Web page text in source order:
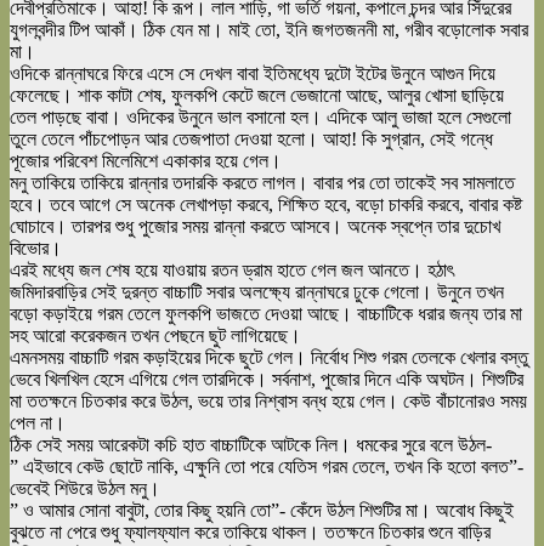
দেবীপ্রতিমাকে। আহা! কি রূপ। লাল শাড়ি, গা ভর্তি গয়না, কপালে চন্দর আর সিঁদুরের
যুগলবন্দীর টিপ আকাঁ। ঠিক যেন মা। মাই তো, ইনি জগতজননী মা, গরীব বড়োলোক সবার
মা।
ওদিকে রান্নাঘরে ফিরে এসে সে দেখল বাবা ইতিমধ্যে দুটো ইটের উনুনে আগুন দিয়ে
ফেলেছে। শাক কাটা শেষ, ফুলকপি কেটে জলে ভেজানো আছে, আলুর খোসা ছাড়িয়ে
তেল পাড়ছে বাবা। ওদিকের উনুনে ভাল বসানো হল। এদিকে আলু ভাজা হলে সেগুলো
তুলে তেলে পাঁচপোড়ন আর তেজপাতা দেওয়া হলো। আহা! কি সুগ্রান, সেই গন্ধে
পূজোর পরিবেশ মিলেমিশে একাকার হয়ে গেল।
মনু তাকিয়ে তাকিয়ে রান্নার তদারকি করতে লাগল। বাবার পর তো তাকেই সব সামলাতে
হবে। তবে আগে সে অনেক লেখাপড়া করবে, শিক্ষিত হবে, বড়ো চাকরি করবে, বাবার কষ্ট
ঘোচাবে। তারপর শুধু পুজোর সময় রান্না করতে আসবে। অনেক স্বপ্নে তার দুচোখ
বিভোর।
এরই মধ্যে জল শেষ হয়ে যাওয়ায় রতন ড্রাম হাতে গেল জল আনতে। হঠাৎ
জমিদারবাড়ির সেই দুরন্ত বাচ্চাটি সবার অলক্ষ্যে রান্নাঘরে ঢুকে গেলো। উনুনে তখন
বড়ো কড়াইয়ে গরম তেলে ফুলকপি ভাজতে দেওয়া আছে। বাচ্চাটিকে ধরার জন্য তার মা
সহ আরো করেকজন তখন পেছনে ছুট লাগিয়েছে।
এমনসময় বাচ্চাটি গরম কড়াইয়ের দিকে ছুটে গেল। নির্বোধ শিশু গরম তেলকে খেলার বস্তু
ভেবে খিলখিল হেসে এগিয়ে গেল তারদিকে। সর্বনাশ, পুজোর দিনে একি অঘটন। শিশুটির
মা ততক্ষনে চিতকার করে উঠল, ভয়ে তার নিশ্বাস বন্ধ হয়ে গেল। কেউ বাঁচানোরও সময়
পেল না।
ঠিক সেই সময় আরেকটা কচি হাত বাচ্চাটিকে আটকে নিল। ধমকের সুরে বলে উঠল-
” এইভাবে কেউ ছোটে নাকি, এক্ষুনি তো পরে যেতিস গরম তেলে, তখন কি হতো বলত”-
ভেবেই শিউরে উঠল মনু।
” ও আমার সোনা বাবুটা, তোর কিছু হয়নি তো”- কেঁদে উঠল শিশুটির মা। অবোধ কিছুই
বুঝতে না পেরে শুধু ফ্যালফ্যাল করে তাকিয়ে থাকল। ততক্ষনে চিতকার শুনে বাড়ির